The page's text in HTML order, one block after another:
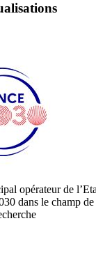
opérateur de
dans le champ de